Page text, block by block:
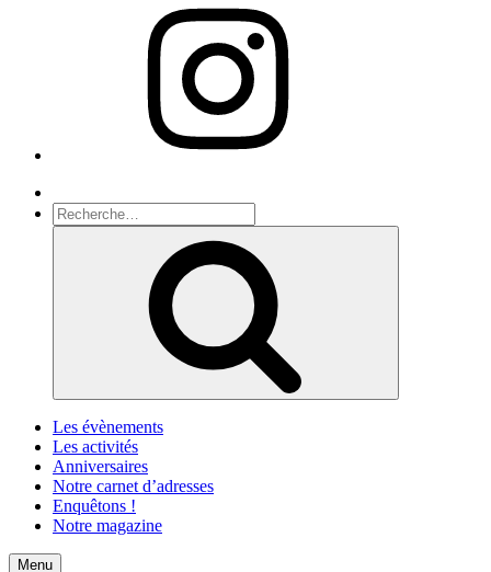
Recherche
pour
Les évènements
Les activités
Anniversaires
Notre carnet d’adresses
Enquêtons !
Notre magazine
Accueil
Menu Contact